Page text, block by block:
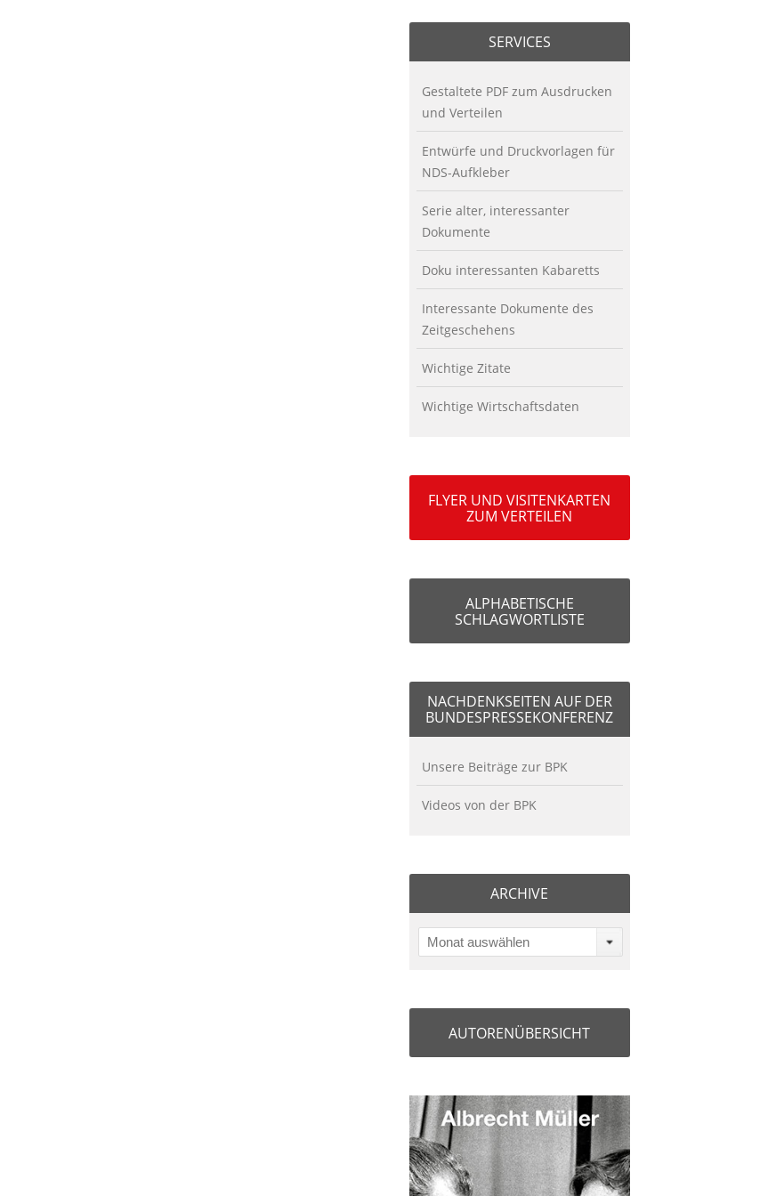
SERVICES
Gestaltete PDF zum Ausdrucken
und Verteilen
Entwürfe und Druckvorlagen für
NDS-Aufkleber
Serie alter, interessanter
Dokumente
Doku interessanten Kabaretts
Interessante Dokumente des
Zeitgeschehens
Wichtige Zitate
Wichtige Wirtschaftsdaten
FLYER UND VISITENKARTEN
ZUM VERTEILEN
ALPHABETISCHE
SCHLAGWORTLISTE
NACHDENKSEITEN AUF DER
BUNDESPRESSEKONFERENZ
Unsere Beiträge zur BPK
Videos von der BPK
ARCHIVE
Monat auswählen
AUTORENÜBERSICHT